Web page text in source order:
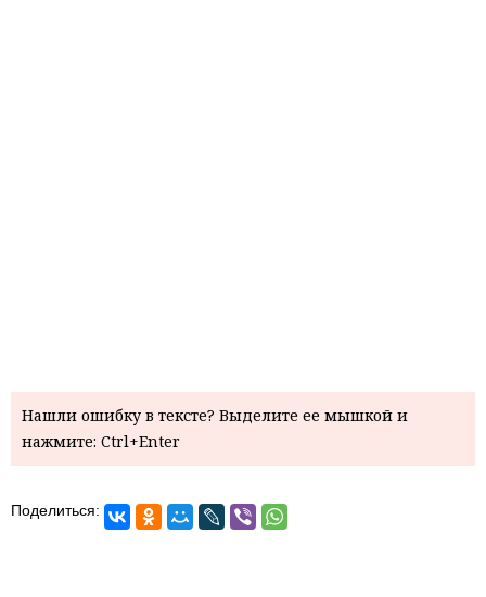
Нашли ошибку в тексте? Выделите ее мышкой и
нажмите: Ctrl+Enter
Поделиться: